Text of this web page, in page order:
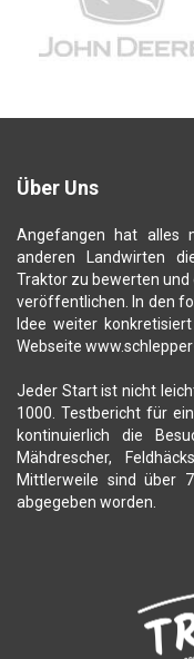
Über Uns
Angefangen hat alles
anderen Landwirten
Traktor zu bewerten
veröffentlichen. In den
Idee weiter
Webseite
Jeder Start ist nicht
1000. Testbericht für
kontinuierlich die
Mähdrescher,
Mittlerweile sind über
abgegeben worden.